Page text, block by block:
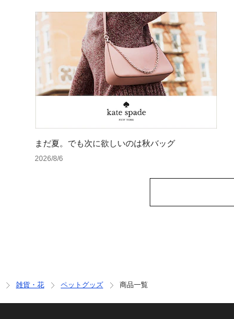
まだ夏。でも次に欲しいのは秋バッグ
2026/8/6
雑貨・花 ペットグッズ 商品一覧